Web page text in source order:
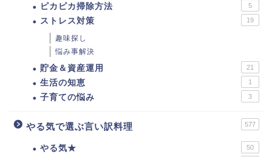
ピカピカ掃除方法 5
ストレス対策 19
趣味探し
悩み事解決
貯金＆資産運用 21
生活の知恵 1
子育ての悩み 3
やる気で選ぶ言い訳料理 577
やる気★ 50